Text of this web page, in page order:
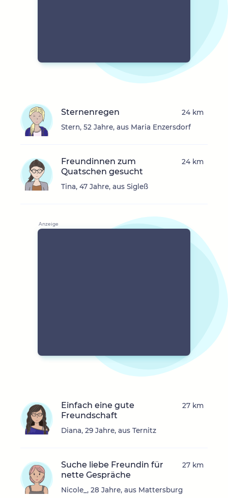
Sternenregen
Stern, 52 Jahre, aus Maria Enzersdorf
24 km
Freundinnen zum
Quatschen gesucht
Tina, 47 Jahre, aus Sigleß
24 km
Einfach eine gute
Freundschaft
Diana, 29 Jahre, aus Ternitz
27 km
Suche liebe Freundin für
nette Gespräche
Nicole_, 28 Jahre, aus Mattersburg
27 km